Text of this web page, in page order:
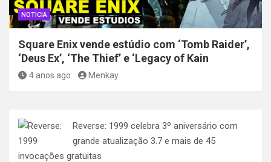
NOTICIA
Square Enix vende estúdio com ‘Tomb Raider’,
‘Deus Ex’, ‘The Thief’ e ‘Legacy of Kain
4 anos ago Menkay
Reverse: 1999 celebra 3º aniversário com
grande atualização 3.7 e mais de 45
invocações gratuitas